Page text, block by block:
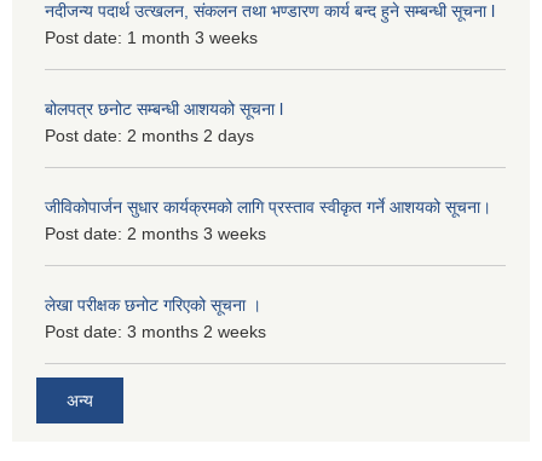
नदीजन्य पदार्थ उत्खलन, संकलन तथा भण्डारण कार्य बन्द हुने सम्बन्धी सूचना l
Post date: 1 month 3 weeks
बोलपत्र छनोट सम्बन्धी आशयको सूचना l
Post date: 2 months 2 days
जीविकोपार्जन सुधार कार्यक्रमको लागि प्रस्ताव स्वीकृत गर्ने आशयको सूचना।
Post date: 2 months 3 weeks
लेखा परीक्षक छनोट गरिएको सूचना ।
Post date: 3 months 2 weeks
अन्य